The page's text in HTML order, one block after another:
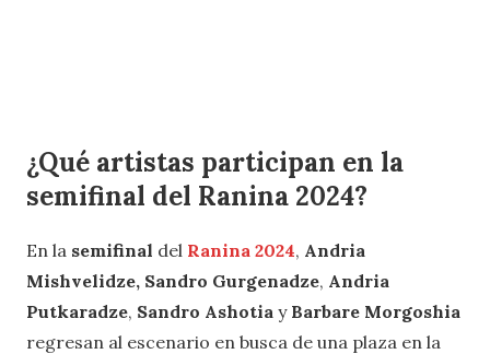
¿Qué artistas participan en la
semifinal del Ranina 2024?
En la semifinal del Ranina 2024, Andria
Mishvelidze, Sandro Gurgenadze, Andria
Putkaradze, Sandro Ashotia yBarbare Morgoshia
regresan al escenario en busca de una plaza en la